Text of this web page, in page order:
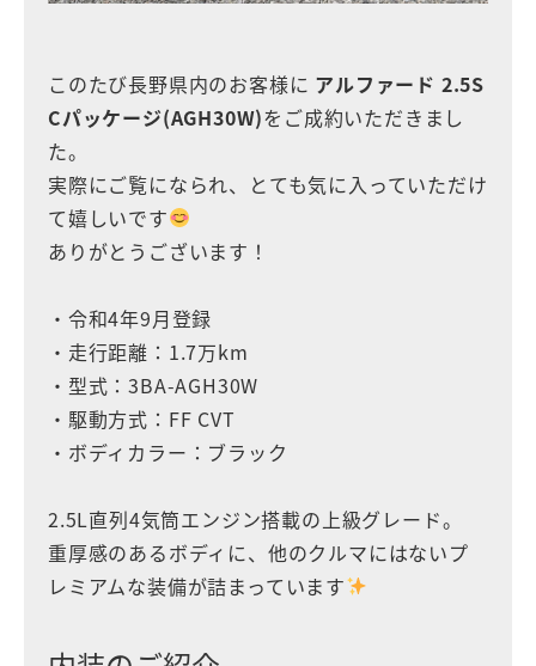
このたび長野県内のお客様に アルファード 2.5S
Cパッケージ(AGH30W)をご成約いただきまし
た。
実際にご覧になられ、とても気に入っていただけ
て嬉しいです
ありがとうございます！
・令和4年9月登録
・走行距離：1.7万km
・型式：3BA-AGH30W
・駆動方式：FF CVT
・ボディカラー：ブラック
2.5L直列4気筒エンジン搭載の上級グレード。
重厚感のあるボディに、他のクルマにはないプ
レミアムな装備が詰まっています